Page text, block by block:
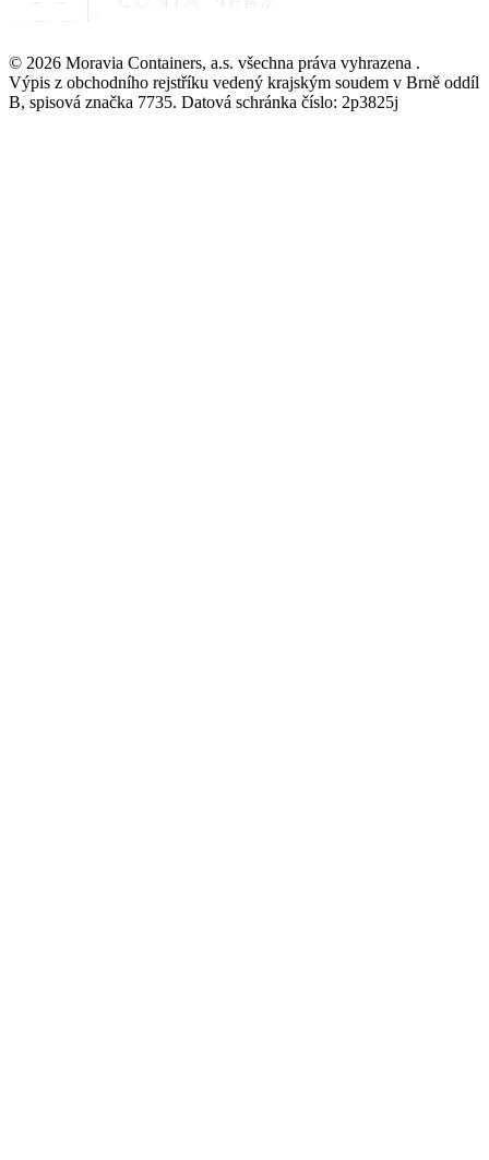
© 2026 Moravia Containers, a.s. všechna práva vyhrazena .
Výpis z obchodního rejstříku vedený krajským soudem v Brně oddíl
B, spisová značka 7735. Datová schránka číslo: 2p3825j